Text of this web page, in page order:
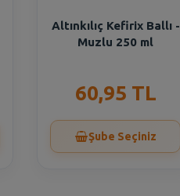
Altınkılıç Kefirix Ballı -
Muzlu 250 ml
60,95 TL
Şube Seçiniz